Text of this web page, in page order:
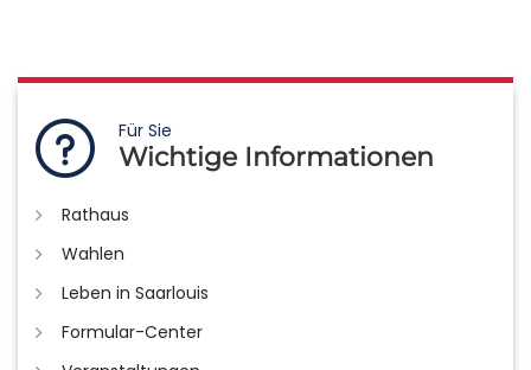
Für Sie
Wichtige Informationen
Rathaus
Wahlen
Leben in Saarlouis
Formular-Center